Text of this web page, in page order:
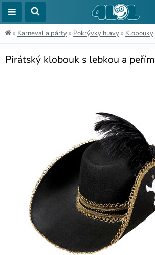
» Karneval a párty » Pokrývky hlavy » Klobouky
Pirátský klobouk s lebkou a peřím